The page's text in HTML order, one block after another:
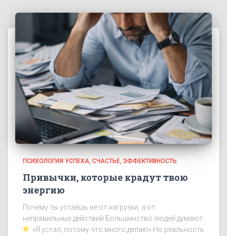
ПСИХОЛОГИЯ УСПЕХА СЧАСТЬЕ ЭФФЕКТИВНОСТЬ
Привычки, которые крадут твою
энергию
Почему ты устаёшь не от нагрузки, а от
неправильных действий Большинство людей думают:
«Я устал, потому что много делаю» Но реальность